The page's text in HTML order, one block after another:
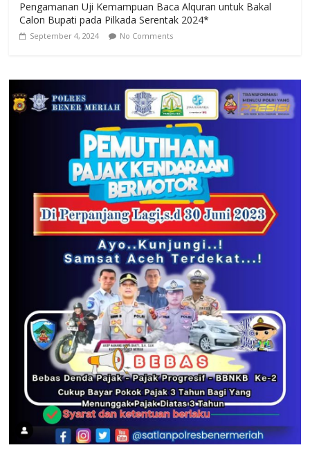
Pengamanan Uji Kemampuan Baca Alquran untuk Bakal
Calon Bupati pada Pilkada Serentak 2024*
September 4, 2024 No Comments